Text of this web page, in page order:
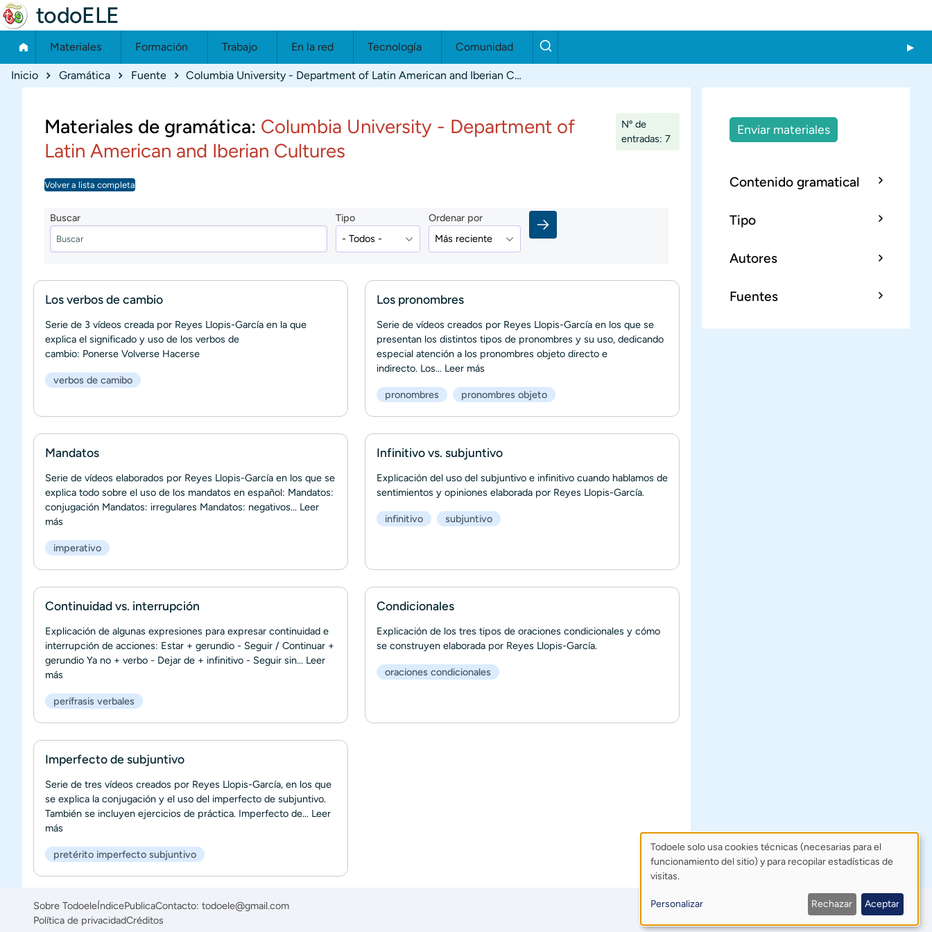
todoELE
Materiales Formación Trabajo En la red Tecnología Comunidad
Ruta de navegación
Inicio Gramática Fuente Columbia University - Department of Latin American and Iberian Cultures
Materiales de gramática: Columbia University - Department of
Latin American and Iberian Cultures
Nº de
entradas: 7
Volver a lista completa
Buscar Tipo Ordenar por
Los verbos de cambio
Serie de 3 vídeos creada por Reyes Llopis-García en la que
explica el significado y uso de los verbos de
cambio: Ponerse Volverse Hacerse
verbos de camibo
Los pronombres
Serie de vídeos creados por Reyes Llopis-García en los que se
presentan los distintos tipos de pronombres y su uso, dedicando
especial atención a los pronombres objeto directo e
indirecto. Los... Leer más
pronombres pronombres objeto
Mandatos
Serie de vídeos elaborados por Reyes Llopis-García en los que se
explica todo sobre el uso de los mandatos en español: Mandatos:
conjugación Mandatos: irregulares Mandatos: negativos... Leer
más
imperativo
Infinitivo vs. subjuntivo
Explicación del uso del subjuntivo e infinitivo cuando hablamos de
sentimientos y opiniones elaborada por Reyes Llopis-García.
infinitivo subjuntivo
Continuidad vs. interrupción
Explicación de algunas expresiones para expresar continuidad e
interrupción de acciones: Estar + gerundio - Seguir / Continuar +
gerundio Ya no + verbo - Dejar de + infinitivo - Seguir sin... Leer
más
perífrasis verbales
Condicionales
Explicación de los tres tipos de oraciones condicionales y cómo
se construyen elaborada por Reyes Llopis-García.
oraciones condicionales
Imperfecto de subjuntivo
Serie de tres vídeos creados por Reyes Llopis-García, en los que
se explica la conjugación y el uso del imperfecto de subjuntivo.
También se incluyen ejercicios de práctica. Imperfecto de... Leer
más
pretérito imperfecto subjuntivo
Enviar materiales
Contenido gramatical
Tipo
Autores
Fuentes
Sobre TodoeleÍndicePublicaContacto: todoele@gmail.com
Política de privacidadCréditos
Uso
de
datos
Todoele solo usa cookies técnicas (necesarias para el
funcionamiento del sitio) y para recopilar estadísticas de
visitas.
Personalizar Rechazar Aceptar